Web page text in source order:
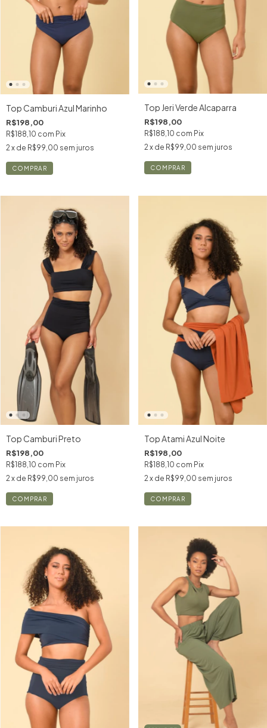
Top Camburi Azul Marinho
R$198,00
R$188,10 com Pix
2 x de R$99,00 sem juros
COMPRAR
Top Jeri Verde Alcaparra
R$198,00
R$188,10 com Pix
2x de R$99,00 sem juros
COMPRAR
Top Camburi Preto
R$198,00
R$188,10 com Pix
2x de R$99,00 sem juros
COMPRAR
Top Atami Azul Noite
R$198,00
R$188,10 com Pix
2x de R$99,00 sem juros
COMPRAR